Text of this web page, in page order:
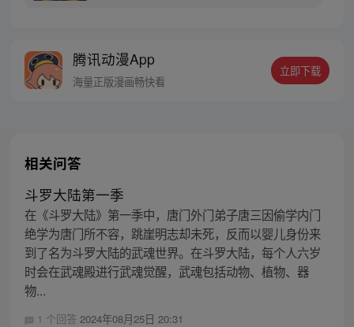
战！
腾讯动漫App
海量正版漫画畅快看
立即下载
相关问答
斗罗大陆第一季
在《斗罗大陆》第一季中，唐门外门弟子唐三因偷学内门
绝学为唐门所不容，跳崖明志却未死，反而以婴儿身份来
到了名为斗罗大陆的武魂世界。在斗罗大陆，每个人六岁
时会在武魂殿进行武魂觉醒，武魂包括动物、植物、器
物...
1 个回答 2024年08月25日 20:31